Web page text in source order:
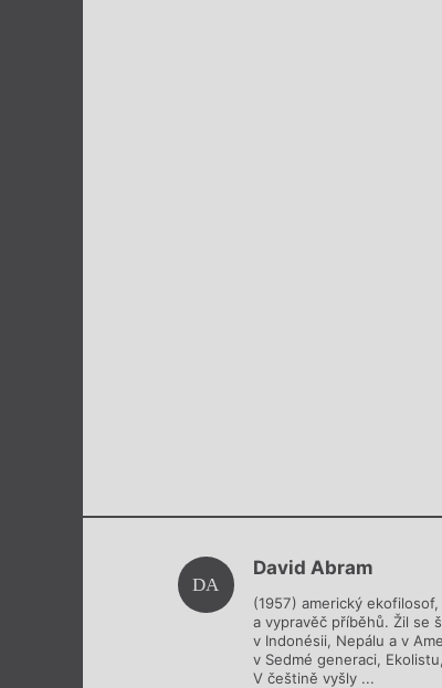
DA
David Abram
(1957) americký
a vypravěč příběhů. Žil se
v Indonésii, Nepálu a v
v Sedmé generaci,
V češtině vyšly ...